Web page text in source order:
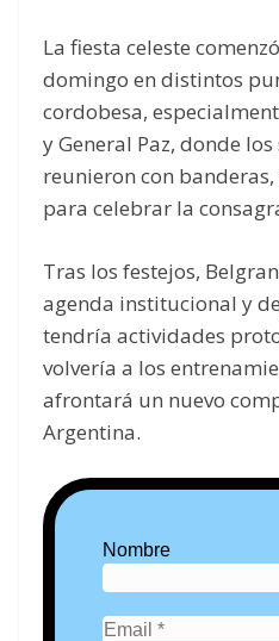
La fiesta celeste
domingo en distintos
cordobesa,
y General Paz, donde
reunieron con
para celebrar la
Tras los festejos,
agenda institucional y
tendría actividades
volvería a los
afrontará un nuevo
Argentina.
Nombre